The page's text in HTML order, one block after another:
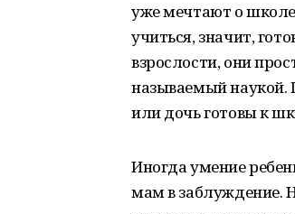
уже мечтают о
учиться, значит,
взрослости, они
называемый наукой.
или дочь готовы к
Иногда умение
мам в заблуждение.